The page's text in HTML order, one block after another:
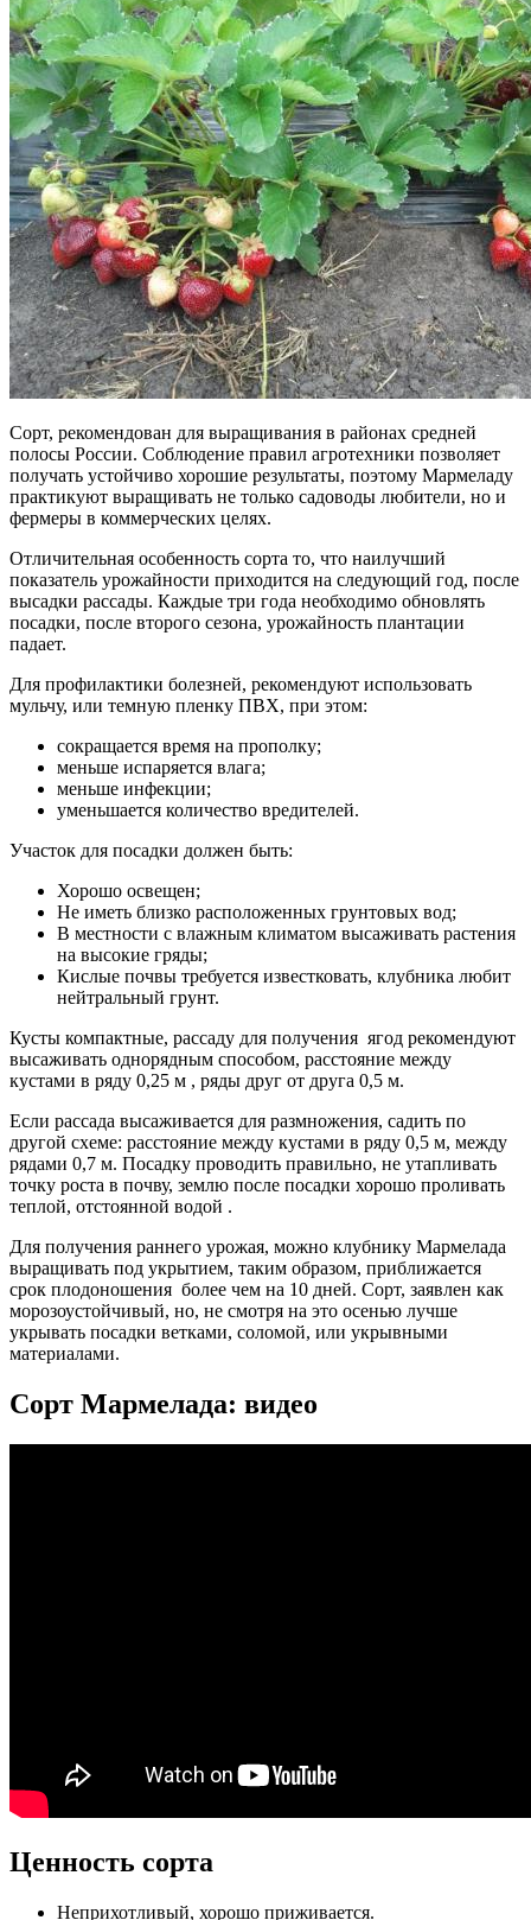
Сорт, рекомендован для выращивания в районах средней
полосы России. Соблюдение правил агротехники позволяет
получать устойчиво хорошие результаты, поэтому Мармеладу
практикуют выращивать не только садоводы любители, но и
фермеры в коммерческих целях.
Отличительная особенность сорта то, что наилучший
показатель урожайности приходится на следующий год, после
высадки рассады. Каждые три года необходимо обновлять
посадки, после второго сезона, урожайность плантации
падает.
Для профилактики болезней, рекомендуют использовать
мульчу, или темную пленку ПВХ, при этом:
сокращается время на прополку;
меньше испаряется влага;
меньше инфекции;
уменьшается количество вредителей.
Участок для посадки должен быть:
Хорошо освещен;
Не иметь близко расположенных грунтовых вод;
В местности с влажным климатом высаживать растения
на высокие гряды;
Кислые почвы требуется известковать, клубника любит
нейтральный грунт.
Кусты компактные, рассаду для получения ягод рекомендуют
высаживать однорядным способом, расстояние между
кустами в ряду 0,25 м , ряды друг от друга 0,5 м.
Если рассада высаживается для размножения, садить по
другой схеме: расстояние между кустами в ряду 0,5 м, между
рядами 0,7 м. Посадку проводить правильно, не утапливать
точку роста в почву, землю после посадки хорошо проливать
теплой, отстоянной водой .
Для получения раннего урожая, можно клубнику Мармелада
выращивать под укрытием, таким образом, приближается
срок плодоношения более чем на 10 дней. Сорт, заявлен как
морозоустойчивый, но, не смотря на это осенью лучше
укрывать посадки ветками, соломой, или укрывными
материалами.
Сорт Мармелада: видео
Ценность сорта
Неприхотливый, хорошо приживается.